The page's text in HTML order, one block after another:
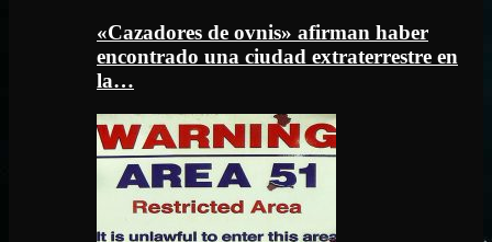
«Cazadores de ovnis» afirman haber
encontrado una ciudad extraterrestre en
la…